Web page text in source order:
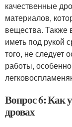
качественные
материалов,
вещества. Также
иметь под рукой
того, не следует
работы,
Вопрос 6: Как
дровах